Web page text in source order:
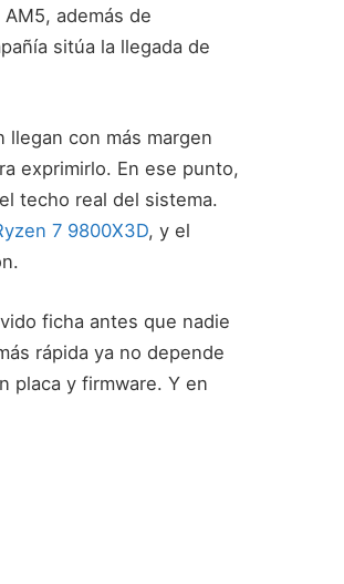
además de
sitúa la llegada de
llegan con más margen
exprimirlo. En ese punto,
techo real del sistema.
7 9800X3D, y el
ficha antes que nadie
rápida ya no depende
placa y firmware. Y en